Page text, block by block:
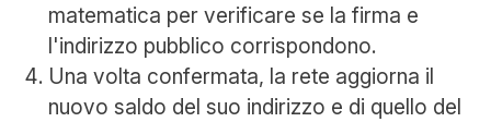
matematica per verificare se la firma e
l'indirizzo pubblico corrispondono.
Una volta confermata, la rete aggiorna il
nuovo saldo del suo indirizzo e di quello del